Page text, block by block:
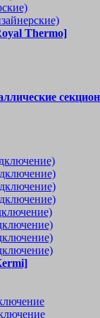
Thermo]